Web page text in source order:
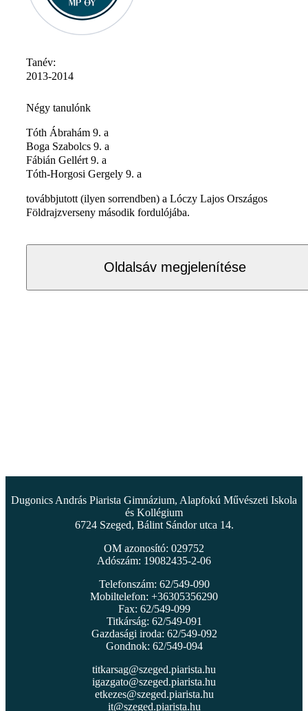
Tanév:
2013-2014
Négy tanulónk
Tóth Ábrahám 9. a
Boga Szabolcs 9. a
Fábián Gellért 9. a
Tóth-Horgosi Gergely 9. a
továbbjutott (ilyen sorrendben) a Lóczy Lajos Országos
Földrajzverseny második fordulójába.
Oldalsáv megjelenítése
Dugonics András Piarista Gimnázium, Alapfokú Művészeti Iskola
és Kollégium
6724 Szeged, Bálint Sándor utca 14.
OM azonosító: 029752
Adószám: 19082435-2-06
Telefonszám: 62/549-090
Mobiltelefon: +36305356290
Fax: 62/549-099
Titkárság: 62/549-091
Gazdasági iroda: 62/549-092
Gondnok: 62/549-094
titkarsag@szeged.piarista.hu
igazgato@szeged.piarista.hu
etkezes@szeged.piarista.hu
it@szeged.piarista.hu